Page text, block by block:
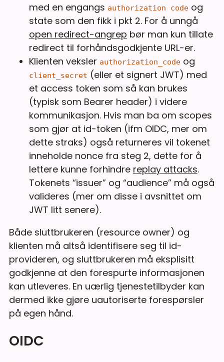
med en engangs authorization codeog
state som den fikk i pkt 2. For å unngå
open redirect-angrep bør man kun tillate
redirect til forhåndsgodkjente URL-er.
Klienten veksler authorization_codeog
client_secret (eller et signert JWT) med
et access token som så kan brukes
(typisk som Bearer header) i videre
kommunikasjon. Hvis man ba om scopes
som gjør at id-token (ifm OIDC, mer om
dette straks) også returneres vil tokenet
inneholde nonce fra steg 2, dette for å
lettere kunne forhindre replay attacks.
Tokenets “issuer” og “audience” må også
valideres (mer om disse i avsnittet om
JWT litt senere).
Både sluttbrukeren (resource owner) og
klienten må altså identifisere seg til id-
provideren, og sluttbrukeren må eksplisitt
godkjenne at den forespurte informasjonen
kan utleveres. En uærlig tjenestetilbyder kan
dermed ikke gjøre uautoriserte forespørsler
på egen hånd.
OIDC